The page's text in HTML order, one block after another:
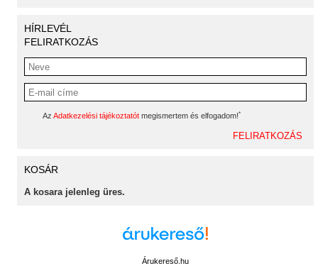
HÍRLEVÉL
FELIRATKOZÁS
Az Adatkezelési tájékoztatót megismertem és elfogadom!*
KOSÁR
A kosara jelenleg üres.
Árukereső.hu